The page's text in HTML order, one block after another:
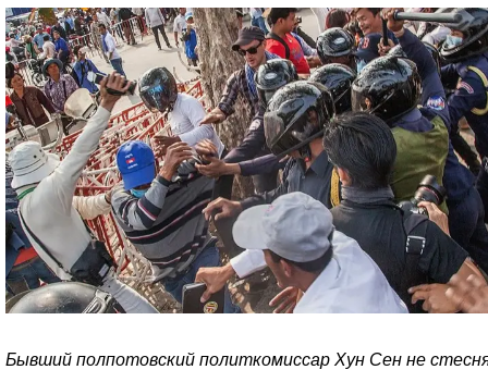
Бывший полпотовский политкомиссар Хун Сен не